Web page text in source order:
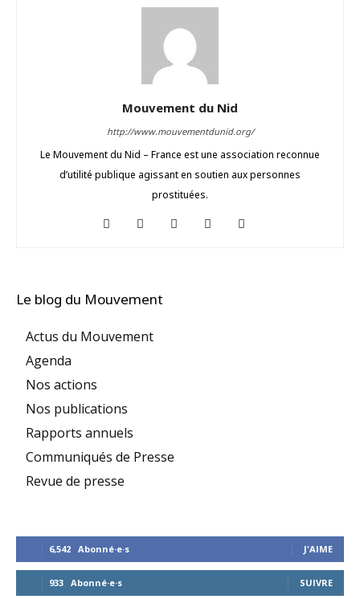
Mouvement du Nid
http://www.mouvementdunid.org/
Le Mouvement du Nid – France est une association reconnue
d’utilité publique agissant en soutien aux personnes
prostituées.
Le blog du Mouvement
Actus du Mouvement
Agenda
Nos actions
Nos publications
Rapports annuels
Communiqués de Presse
Revue de presse
6,542 Abonné·e·s J'AIME
933 Abonné·e·s SUIVRE